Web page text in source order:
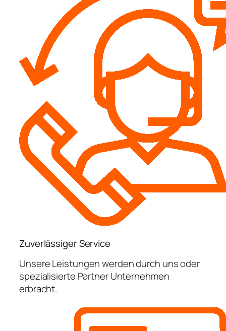
Zuverlässiger Service
Unsere Leistungen werden durch uns oder
spezialisierte Partner Unternehmen
erbracht.